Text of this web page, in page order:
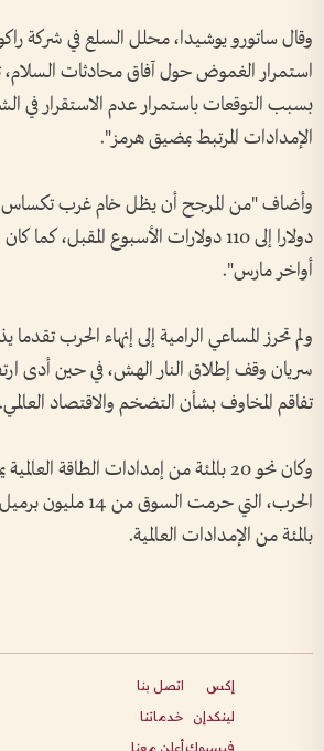
وقال ساتورو ‌يوشيدا، محلل السلع في شركة
استمرار الغموض حول آفاق محادثات السلام،
بسبب التوقعات باستمرار عدم الاستقرار ​في
الإمدادات ‌المرتبط بمضيق هرمز".
دولارا إلى 110 دولارات الأسبوع المقبل،
أواخر مارس".
ولم تحرز المساعي الرامية إلى ​إنهاء الحرب
سريان وقف إطلاق النار الهش، في حين أدى
تفاقم المخاوف بشأن التضخم والاقتصاد العالمي.
وكان نحو 20 بالمئة من ⁠إمدادات الطاقة
بالمئة من الإمدادات العالمية.
إكس
لينكدإن
فيسبوك
اتصل بنا
خدماتنا
أعلن معنا